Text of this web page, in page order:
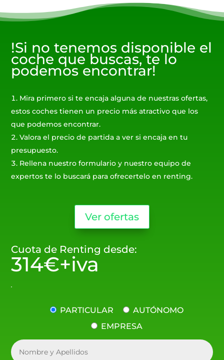
!Si no tenemos disponible el
coche que buscas, te lo
podemos encontrar!
Mira primero si te encaja alguna de nuestras ofertas,
estos coches tienen un precio más atractivo que los
que podemos encontrar.
Valora el precio de partida a ver si encaja en tu
presupuesto.
Rellena nuestro formulario y nuestro equipo de
expertos te lo buscará para ofrecertelo en renting.
Ver ofertas
Cuota de Renting desde:
314€+iva
PARTICULAR
AUTÓNOMO
EMPRESA